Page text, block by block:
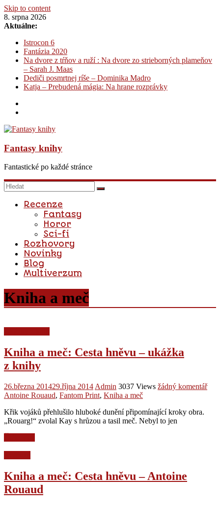
Skip to content
8. srpna 2026
Aktuálne:
Istrocon 6
Fantázia 2020
Na dvore z tŕňov a ruží : Na dvore zo strieborných plameňov
– Sarah J. Maas
Dediči posmrtnej ríše – Dominika Madro
Katja – Prebudená mágia: Na hrane rozprávky
Fantasy knihy
Fantastické po každé stránce
Recenze
Fantasy
Horor
Sci-fi
Rozhovory
Novinky
Blog
Multiverzum
Kniha a meč
Kniha a meč: Cesta hněvu – ukážka
z knihy
26.března 201429.října 2014 Admin 3037 Views žádný komentář
Antoine Rouaud, Fantom Print, Kniha a meč
Křik vojáků přehlušilo hluboké dunění připomínající kroky obra.
„Rouarg!“ zvolal Kay s hrůzou a tasil meč. Nebyl to jen
Kniha a meč: Cesta hněvu – Antoine
Rouaud